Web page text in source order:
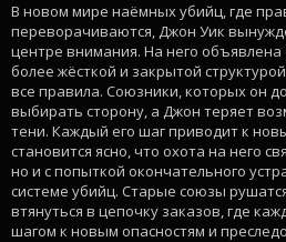
В новом мире наёмных убийц, где
переворачиваются, Джон Уик
центре внимания. На него объявлена
более жёсткой и закрытой
все правила. Союзники, которых он
выбирать сторону, а Джон теряет
тени. Каждый его шаг приводит к
становится ясно, что охота на него
но и с попыткой окончательного
системе убийц. Старые союзы
втянуться в цепочку заказов, где
шагом к новым опасностям и